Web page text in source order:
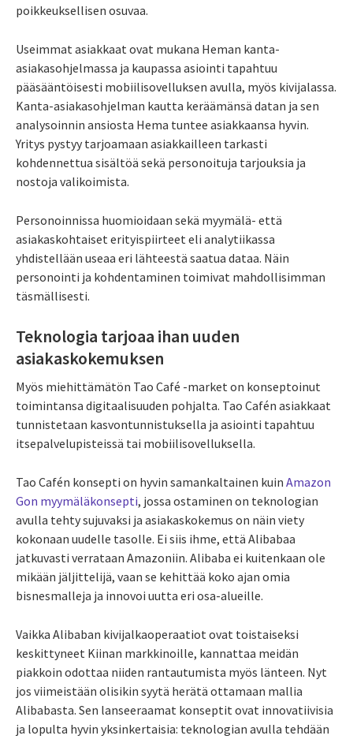
poikkeuksellisen osuvaa.
Useimmat asiakkaat ovat mukana Heman kanta-
asiakasohjelmassa ja kaupassa asiointi tapahtuu
pääsääntöisesti mobiilisovelluksen avulla, myös kivijalassa.
Kanta-asiakasohjelman kautta keräämänsä datan ja sen
analysoinnin ansiosta Hema tuntee asiakkaansa hyvin.
Yritys pystyy tarjoamaan asiakkailleen tarkasti
kohdennettua sisältöä sekä personoituja tarjouksia ja
nostoja valikoimista.
Personoinnissa huomioidaan sekä myymälä- että
asiakaskohtaiset erityispiirteet eli analytiikassa
yhdistellään useaa eri lähteestä saatua dataa. Näin
personointi ja kohdentaminen toimivat mahdollisimman
täsmällisesti.
Teknologia tarjoaa ihan uuden
asiakaskokemuksen
Myös miehittämätön Tao Café -market on konseptoinut
toimintansa digitaalisuuden pohjalta. Tao Cafén asiakkaat
tunnistetaan kasvontunnistuksella ja asiointi tapahtuu
itsepalvelupisteissä tai mobiilisovelluksella.
Tao Cafén konsepti on hyvin samankaltainen kuin Amazon
Gon myymäläkonsepti, jossa ostaminen on teknologian
avulla tehty sujuvaksi ja asiakaskokemus on näin viety
kokonaan uudelle tasolle. Ei siis ihme, että Alibabaa
jatkuvasti verrataan Amazoniin. Alibaba ei kuitenkaan ole
mikään jäljittelijä, vaan se kehittää koko ajan omia
bisnesmalleja ja innovoi uutta eri osa-alueille.
Vaikka Alibaban kivijalkaoperaatiot ovat toistaiseksi
keskittyneet Kiinan markkinoille, kannattaa meidän
piakkoin odottaa niiden rantautumista myös länteen. Nyt
jos viimeistään olisikin syytä herätä ottamaan mallia
Alibabasta. Sen lanseeraamat konseptit ovat innovatiivisia
ja lopulta hyvin yksinkertaisia: teknologian avulla tehdään